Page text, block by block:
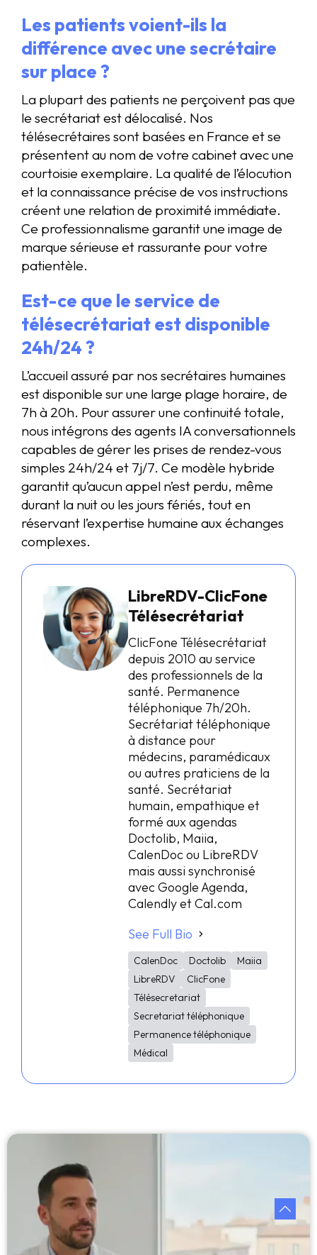
Les patients voient-ils la
différence avec une secrétaire
sur place ?
La plupart des patients ne perçoivent pas que
le secrétariat est délocalisé. Nos
télésecrétaires sont basées en France et se
présentent au nom de votre cabinet avec une
courtoisie exemplaire. La qualité de l’élocution
et la connaissance précise de vos instructions
créent une relation de proximité immédiate.
Ce professionnalisme garantit une image de
marque sérieuse et rassurante pour votre
patientèle.
Est-ce que le service de
télésecrétariat est disponible
24h/24 ?
L’accueil assuré par nos secrétaires humaines
est disponible sur une large plage horaire, de
7h à 20h. Pour assurer une continuité totale,
nous intégrons des agents IA conversationnels
capables de gérer les prises de rendez-vous
simples 24h/24 et 7j/7. Ce modèle hybride
garantit qu’aucun appel n’est perdu, même
durant la nuit ou les jours fériés, tout en
réservant l’expertise humaine aux échanges
complexes.
LibreRDV-ClicFone
Télésecrétariat
ClicFone Télésecrétariat
depuis 2010 au service
des professionnels de la
santé. Permanence
téléphonique 7h/20h.
Secrétariat téléphonique
à distance pour
médecins, paramédicaux
ou autres praticiens de la
santé. Secrétariat
humain, empathique et
formé aux agendas
Doctolib, Maiia,
CalenDoc ou LibreRDV
mais aussi synchronisé
avec Google Agenda,
Calendly et Cal.com
See Full Bio
CalenDoc Doctolib
Maiia
LibreRDV
ClicFone
Télésecretariat
Secretariat téléphonique
Permanence téléphonique
Médical